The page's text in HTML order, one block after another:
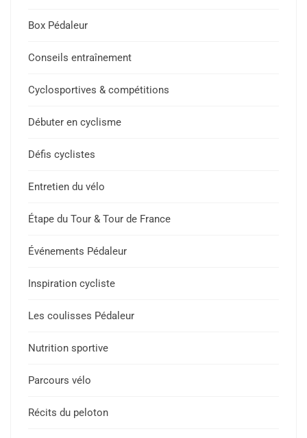
Box Pédaleur
Conseils entraînement
Cyclosportives & compétitions
Débuter en cyclisme
Défis cyclistes
Entretien du vélo
Étape du Tour & Tour de France
Événements Pédaleur
Inspiration cycliste
Les coulisses Pédaleur
Nutrition sportive
Parcours vélo
Récits du peloton